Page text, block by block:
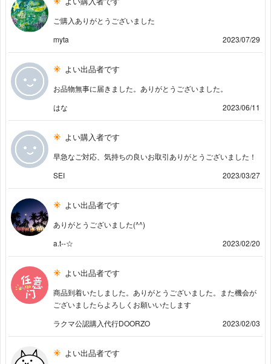
ご購入ありがとうございました
myta
2023/07/29
よい出品者です
お品物無事に届きました。ありがとうございました。
はな
2023/06/11
よい購入者です
早急なご対応、気持ちの良いお取引ありがとうございました！
SEI
2023/03/27
よい出品者です
ありがとうございました(^^)
a.t--☆
2023/02/20
よい出品者です
商品到着いたしました。ありがとうございました。また機会が
ございましたらよろしくお願いいたします
ラクマ公認購入代行DOORZO
2023/02/03
よい出品者です